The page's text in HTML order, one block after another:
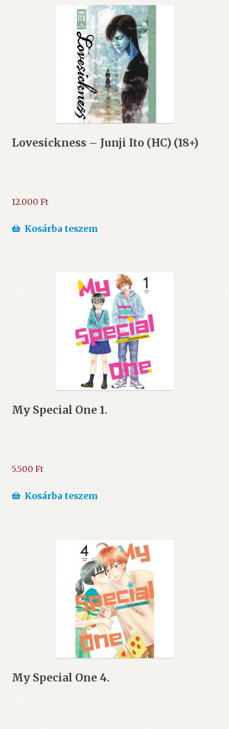
Lovesickness – Junji Ito (HC) (18+)
12.000 Ft
Kosárba teszem
My Special One 1.
5.500 Ft
Kosárba teszem
My Special One 4.